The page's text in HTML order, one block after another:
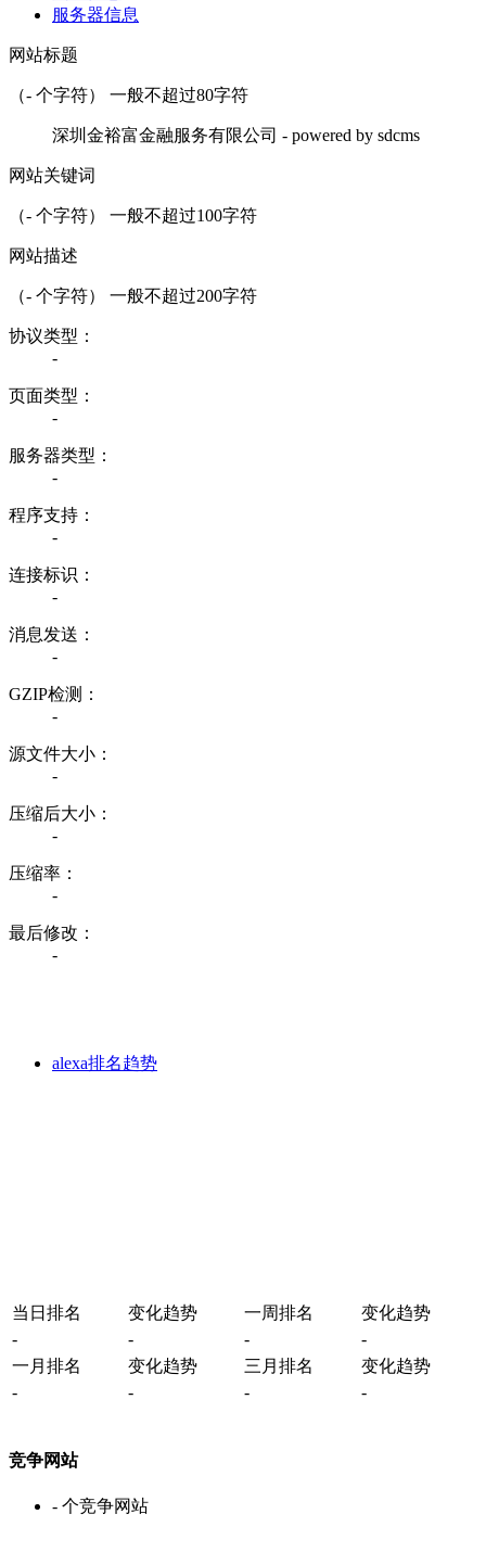
服务器信息
网站标题
（- 个字符） 一般不超过80字符
深圳金裕富金融服务有限公司 - powered by sdcms
网站关键词
（- 个字符） 一般不超过100字符
网站描述
（- 个字符） 一般不超过200字符
协议类型：
-
页面类型：
-
服务器类型：
-
程序支持：
-
连接标识：
-
消息发送：
-
GZIP检测：
-
源文件大小：
-
压缩后大小：
-
压缩率：
-
最后修改：
-
alexa排名趋势
当日排名 变化趋势 一周排名
变化趋势
-
- -
-
一月排名
变化趋势 三月排名
变化趋势
-
- - -
竞争网站
- 个竞争网站